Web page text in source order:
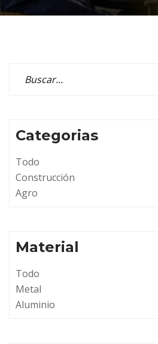
Categorias
Todo
Construcción
Agro
Material
Todo
Metal
Aluminio